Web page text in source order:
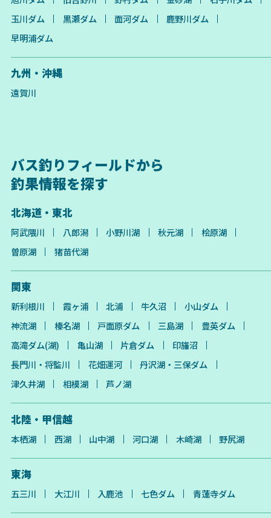
玉川ダム
黒瀬ダム 面河ダム
鹿野川ダム
早明浦ダム
九州・沖縄
遠賀川
バス釣りフィールドから
釣果情報を探す
北海道・東北
阿武隈川 八郎潟 小野川湖 秋元湖
桧原湖
曽原湖
猪苗代湖
関東
新利根川 霞ヶ浦 北浦 牛久沼
小山ダム
神流湖
榛名湖 戸面原ダム 三島湖
豊英ダム
高滝ダム(湖)
亀山湖 片倉ダム
印旛沼
長門川・将監川
花畑運河
丹沢湖・三保ダム
津久井湖
相模湖 芦ノ湖
北陸・甲信越
本栖湖 西湖 山中湖 河口湖 木崎湖 野尻湖
東海
五三川 大江川 入鹿池 七色ダム 青蓮寺ダム